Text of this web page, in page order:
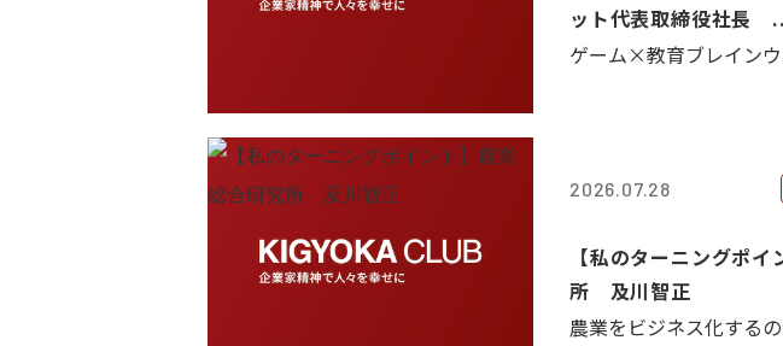
ット代表取締役社長
ゲーム×教育ブレイン
2026.07.28
【私のターニングポ
所 及川智正
農業をビジネス化する